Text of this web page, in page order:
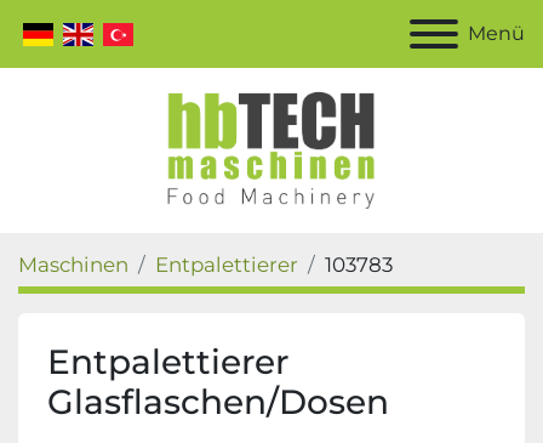
Menü
Maschinen Entpalettierer 103783
Entpalettierer
Glasflaschen/Dosen